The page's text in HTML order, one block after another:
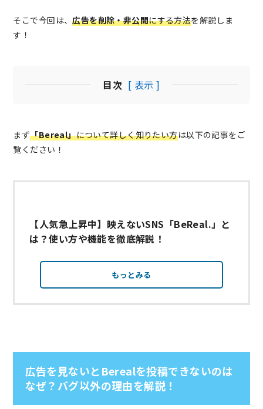
そこで今回は、広告を削除・非公開にする方法を解説しま
す！
目次 [ 表示 ]
まず「Bereal」について詳しく知りたい方は以下の記事をご
覧ください！
【人気急上昇中】映えないSNS「BeReal.」と
は？使い方や機能を徹底解説！
もっとみる
広告を見ないとBerealを投稿できないのは
なぜ？バグ以外の理由を解説！